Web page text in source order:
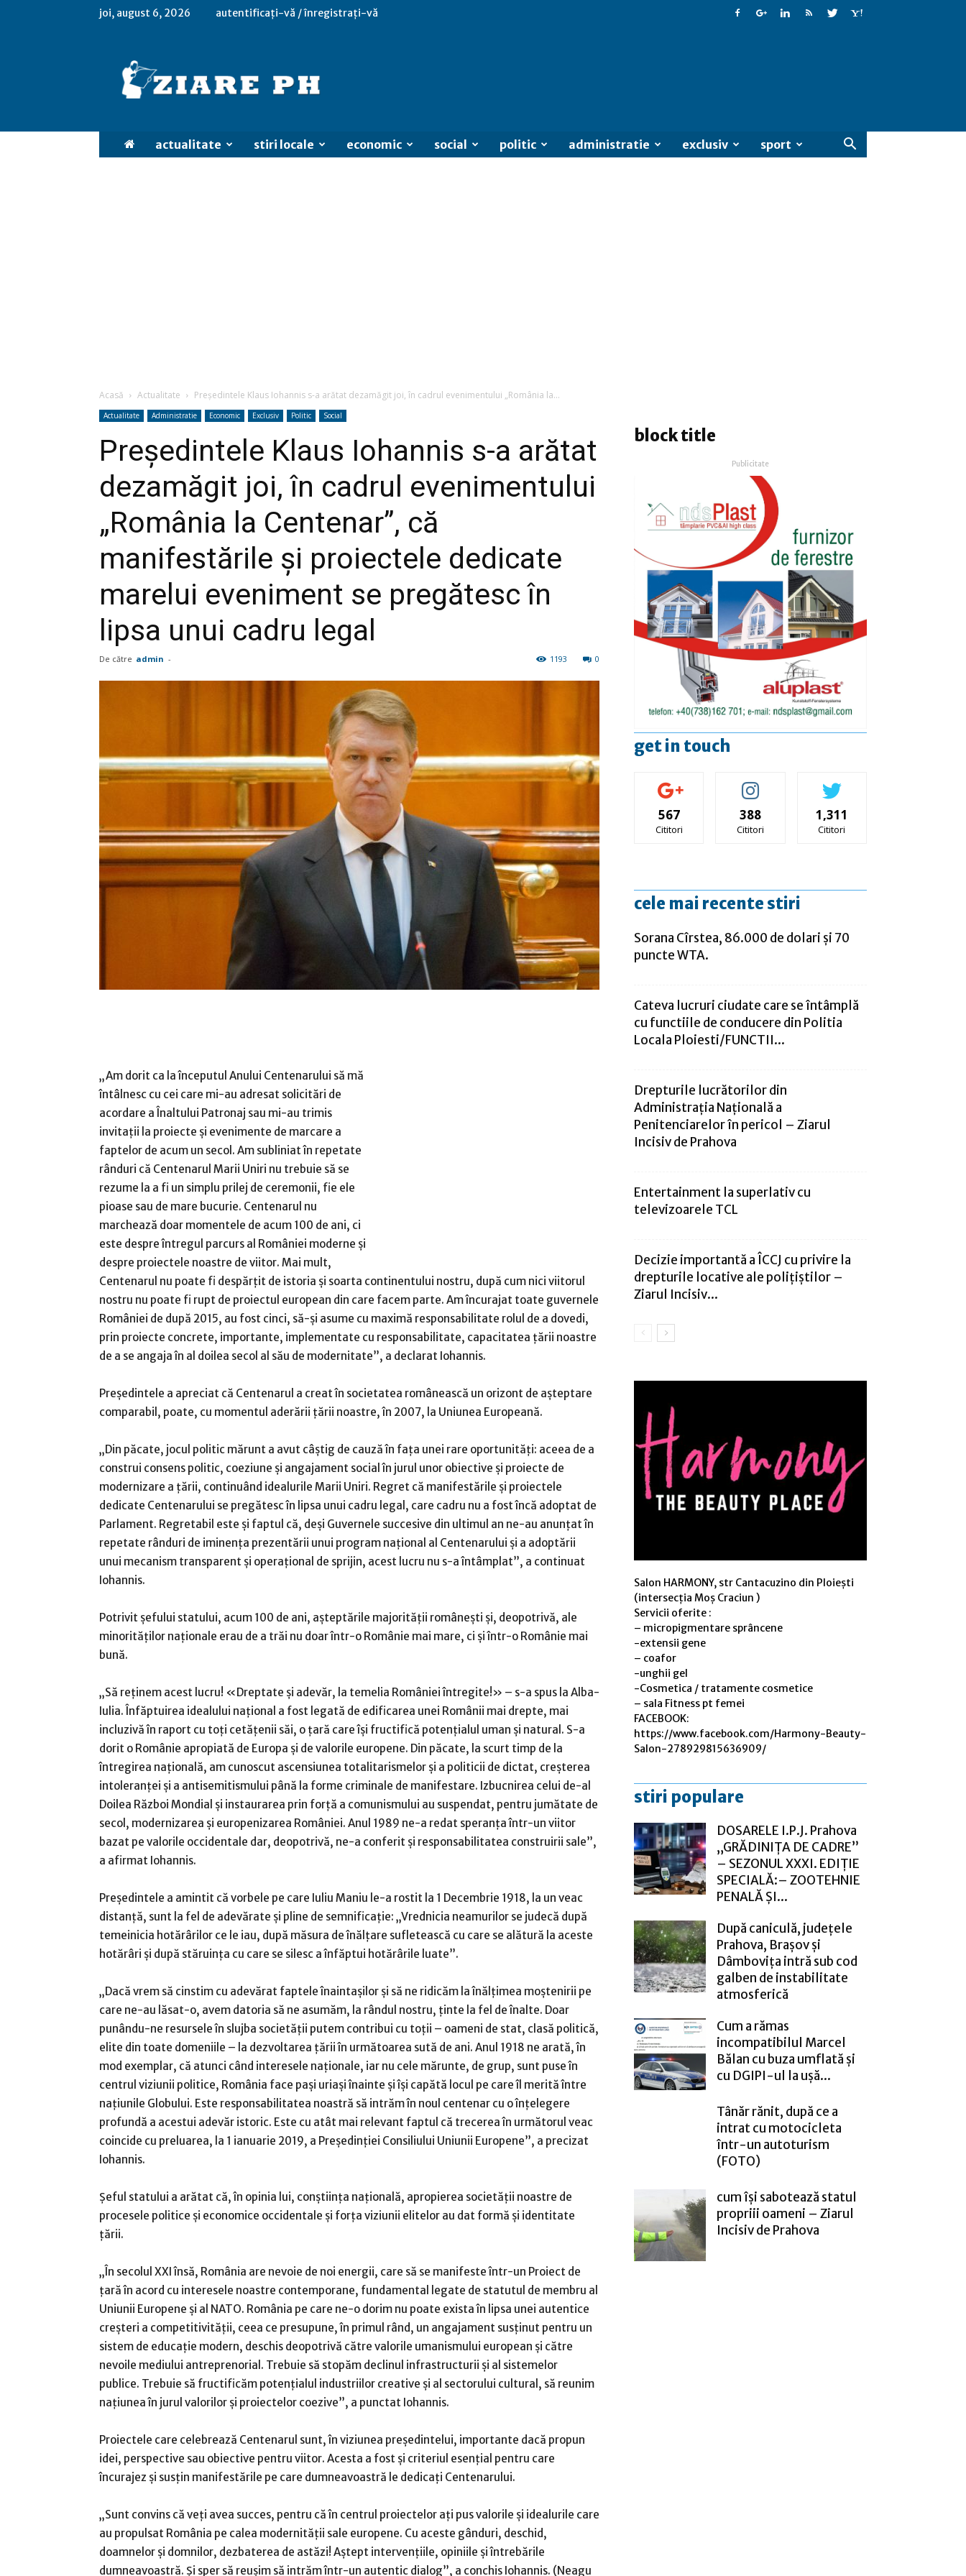
joi, august 6, 2026 autentificați-vă / înregistrați-vă
actualitate stiri locale economic social politic administratie exclusiv sport
Acasă Actualitate Preşedintele Klaus Iohannis s-a arătat dezamăgit joi, în cadrul evenimentului „România la...
Actualitate Administratie Economic Exclusiv Politic Social
Preşedintele Klaus Iohannis s-a arătat
dezamăgit joi, în cadrul evenimentului
„România la Centenar”, că
manifestările şi proiectele dedicate
marelui eveniment se pregătesc în
lipsa unui cadru legal
De către admin - 0
1193
„Am dorit ca la începutul Anului Centenarului să mă
întâlnesc cu cei care mi-au adresat solicitări de
acordare a Înaltului Patronaj sau mi-au trimis
invitaţii la proiecte şi evenimente de marcare a
faptelor de acum un secol. Am subliniat în repetate
rânduri că Centenarul Marii Uniri nu trebuie să se
rezume la a fi un simplu prilej de ceremonii, fie ele
pioase sau de mare bucurie. Centenarul nu
marchează doar momentele de acum 100 de ani, ci
este despre întregul parcurs al României moderne şi
despre proiectele noastre de viitor. Mai mult,
Centenarul nu poate fi despărţit de istoria şi soarta continentului nostru, după cum nici viitorul
nostru nu poate fi rupt de proiectul european din care facem parte. Am încurajat toate guvernele
României de după 2015, au fost cinci, să-şi asume cu maximă responsabilitate rolul de a dovedi,
prin proiecte concrete, importante, implementate cu responsabilitate, capacitatea ţării noastre
de a se angaja în al doilea secol al său de modernitate”, a declarat Iohannis.
Preşedintele a apreciat că Centenarul a creat în societatea românească un orizont de aşteptare
comparabil, poate, cu momentul aderării ţării noastre, în 2007, la Uniunea Europeană.
„Din păcate, jocul politic mărunt a avut câştig de cauză în faţa unei rare oportunităţi: aceea de a
construi consens politic, coeziune şi angajament social în jurul unor obiective şi proiecte de
modernizare a ţării, continuând idealurile Marii Uniri. Regret că manifestările şi proiectele
dedicate Centenarului se pregătesc în lipsa unui cadru legal, care cadru nu a fost încă adoptat de
Parlament. Regretabil este şi faptul că, deşi Guvernele succesive din ultimul an ne-au anunţat în
repetate rânduri de iminenţa prezentării unui program naţional al Centenarului şi a adoptării
unui mecanism transparent şi operaţional de sprijin, acest lucru nu s-a întâmplat”, a continuat
Iohannis.
Potrivit şefului statului, acum 100 de ani, aşteptările majorităţii româneşti şi, deopotrivă, ale
minorităţilor naţionale erau de a trăi nu doar într-o Românie mai mare, ci şi într-o Românie mai
bună.
„Să reţinem acest lucru! «Dreptate şi adevăr, la temelia României întregite!» – s-a spus la Alba-
Iulia. Înfăptuirea idealului naţional a fost legată de edificarea unei Românii mai drepte, mai
incluzivă în raport cu toţi cetăţenii săi, o ţară care îşi fructifică potenţialul uman şi natural. S-a
dorit o Românie apropiată de Europa şi de valorile europene. Din păcate, la scurt timp de la
întregirea naţională, am cunoscut ascensiunea totalitarismelor şi a politicii de dictat, creşterea
intoleranţei şi a antisemitismului până la forme criminale de manifestare. Izbucnirea celui de-al
Doilea Război Mondial şi instaurarea prin forţă a comunismului au suspendat, pentru jumătate de
secol, modernizarea şi europenizarea României. Anul 1989 ne-a redat speranţa într-un viitor
bazat pe valorile occidentale dar, deopotrivă, ne-a conferit şi responsabilitatea construirii sale”,
a afirmat Iohannis.
Preşedintele a amintit că vorbele pe care Iuliu Maniu le-a rostit la 1 Decembrie 1918, la un veac
distanţă, sunt la fel de adevărate şi pline de semnificaţie: „Vrednicia neamurilor se judecă după
temeinicia hotărârilor ce le iau, după măsura de înălţare sufletească cu care se alătură la aceste
hotărâri şi după stăruinţa cu care se silesc a înfăptui hotărârile luate”.
„Dacă vrem să cinstim cu adevărat faptele înaintaşilor şi să ne ridicăm la înălţimea moştenirii pe
care ne-au lăsat-o, avem datoria să ne asumăm, la rândul nostru, ţinte la fel de înalte. Doar
punându-ne resursele în slujba societăţii putem contribui cu toţii – oameni de stat, clasă politică,
elite din toate domeniile – la dezvoltarea ţării în următoarea sută de ani. Anul 1918 ne arată, în
mod exemplar, că atunci când interesele naţionale, iar nu cele mărunte, de grup, sunt puse în
centrul viziunii politice, România face paşi uriaşi înainte şi îşi capătă locul pe care îl merită între
naţiunile Globului. Este responsabilitatea noastră să intrăm în noul centenar cu o înţelegere
profundă a acestui adevăr istoric. Este cu atât mai relevant faptul că trecerea în următorul veac
coincide cu preluarea, la 1 ianuarie 2019, a Preşedinţiei Consiliului Uniunii Europene”, a precizat
Iohannis.
Şeful statului a arătat că, în opinia lui, conştiinţa naţională, apropierea societăţii noastre de
procesele politice şi economice occidentale şi forţa viziunii elitelor au dat formă şi identitate
ţării.
„În secolul XXI însă, România are nevoie de noi energii, care să se manifeste într-un Proiect de
ţară în acord cu interesele noastre contemporane, fundamental legate de statutul de membru al
Uniunii Europene şi al NATO. România pe care ne-o dorim nu poate exista în lipsa unei autentice
creşteri a competitivităţii, ceea ce presupune, în primul rând, un angajament susţinut pentru un
sistem de educaţie modern, deschis deopotrivă către valorile umanismului european şi către
nevoile mediului antreprenorial. Trebuie să stopăm declinul infrastructurii şi al sistemelor
publice. Trebuie să fructificăm potenţialul industriilor creative şi al sectorului cultural, să reunim
naţiunea în jurul valorilor şi proiectelor coezive”, a punctat Iohannis.
Proiectele care celebrează Centenarul sunt, în viziunea preşedintelui, importante dacă propun
idei, perspective sau obiective pentru viitor. Acesta a fost şi criteriul esenţial pentru care
încurajez şi susţin manifestările pe care dumneavoastră le dedicaţi Centenarului.
„Sunt convins că veţi avea succes, pentru că în centrul proiectelor aţi pus valorile şi idealurile care
au propulsat România pe calea modernităţii sale europene. Cu aceste gânduri, deschid,
doamnelor şi domnilor, dezbaterea de astăzi! Aştept intervenţiile, opiniile şi întrebările
dumneavoastră. Şi sper să reuşim să intrăm într-un autentic dialog”, a conchis Iohannis. (Neagu
block title
Publicitate
get in touch
567
Cititori
388
Cititori
1,311
Cititori
cele mai recente stiri
Sorana Cîrstea, 86.000 de dolari și 70
puncte WTA.
Cateva lucruri ciudate care se întâmplă
cu functiile de conducere din Politia
Locala Ploiesti/FUNCTII...
Drepturile lucrătorilor din
Administrația Națională a
Penitenciarelor în pericol – Ziarul
Incisiv de Prahova
Entertainment la superlativ cu
televizoarele TCL
Decizie importantă a ÎCCJ cu privire la
drepturile locative ale polițiștilor –
Ziarul Incisiv...
Salon HARMONY, str Cantacuzino din Ploiești
(intersecția Moș Craciun )
Servicii oferite :
– micropigmentare sprâncene
-extensii gene
– coafor
-unghii gel
-Cosmetica / tratamente cosmetice
– sala Fitness pt femei
FACEBOOK:
https://www.facebook.com/Harmony-Beauty-
Salon-278929815636909/
stiri populare
DOSARELE I.P.J. Prahova
„GRĂDINIȚA DE CADRE”
– SEZONUL XXXI. EDIȚIE
SPECIALĂ:– ZOOTEHNIE
PENALĂ ȘI...
După caniculă, județele
Prahova, Brașov și
Dâmbovița intră sub cod
galben de instabilitate
atmosferică
Cum a rămas
incompatibilul Marcel
Bălan cu buza umflată și
cu DGIPI-ul la ușă...
Tânăr rănit, după ce a
intrat cu motocicleta
într-un autoturism
(FOTO)
cum își sabotează statul
propriii oameni – Ziarul
Incisiv de Prahova